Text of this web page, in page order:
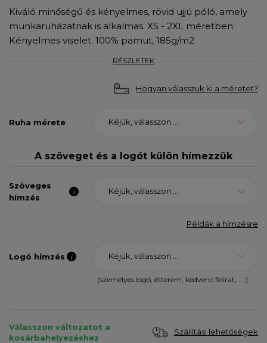
Kiváló minőségű és kényelmes, rövid ujjú póló, amely
munkaruházatnak is alkalmas. XS - 2XL méretben.
Kényelmes viselet. 100% pamut, 185g/m2
RÉSZLETEK
Hogyan válasszuk ki a méretet?
Ruha mérete Kéjük, válasszon ...
A szöveget és a logót külön hímezzük
Szöveges
hímzés
Kéjük, válasszon ...
Példák a hímzésre
Logó hímzés Kéjük, válasszon ...
(személyes logó, étterem, kedvenc felirat, ... )
Válasszon változatot a
kosárbahelyezéshez
Szállítási lehetőségek